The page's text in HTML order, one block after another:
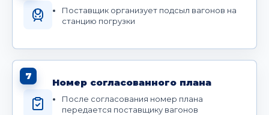
Поставщик организует подсыл вагонов на
станцию погрузки
7
Номер согласованного плана
После согласования номер плана
передается поставщику вагонов